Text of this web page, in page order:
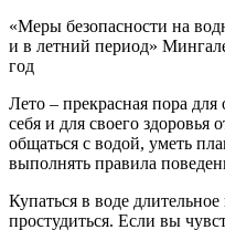
«Меры безопасности на
и в летний период»
год
Лето – прекрасная пора
себя и для своего здоровья
общаться с водой, уметь
выполнять правила
Купаться в воде
простудиться. Если вы